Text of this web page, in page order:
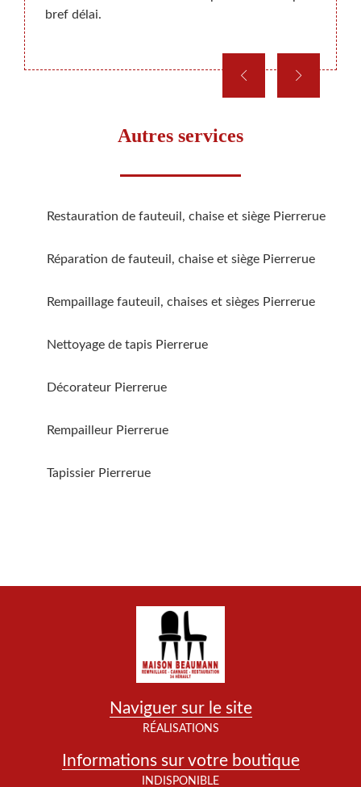
à
bref délai.
Autres services
Restauration de fauteuil, chaise et siège Pierrerue
Réparation de fauteuil, chaise et siège Pierrerue
Rempaillage fauteuil, chaises et sièges Pierrerue
Nettoyage de tapis Pierrerue
Décorateur Pierrerue
Rempailleur Pierrerue
Tapissier Pierrerue
Naviguer sur le site
RÉALISATIONS
Informations sur votre boutique
INDISPONIBLE